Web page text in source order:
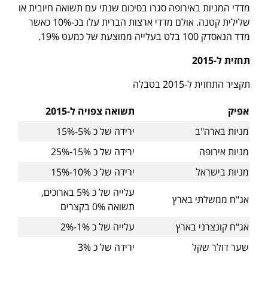
מדדי המניות באירופה סגרו בסיכום שנתי עם תשואה חיובית או
שלילית קטנה. אולם מדדי ארצות הברית עלו בכ-10% כאשר
מדד הנאסדק 100 בלט בעלייה ממוצעת של כמעט 19%.
תחזית ל-2015
תקציר התחזית ל-2015 בטבלה
אפיק
תשואה צפויה ל-2015
מניות בארה"ב
ירידה של כ 5%-15%
מניות אירופה
ירידה של כ 15%-25%
מניות בישראל
ירידה של כ 10%-15%
אג"ח ממשלתי בארץ
עלייה של כ 5% בארוכים,
תשואה 0% בקצרים
אג"ח קונצרני בארץ
עלייה של כ 1%-2%
שער דולר שקל
ירידה של כ 3%